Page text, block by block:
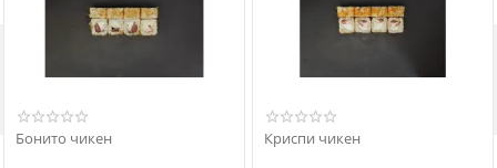
Бонито чикен Криспи чикен